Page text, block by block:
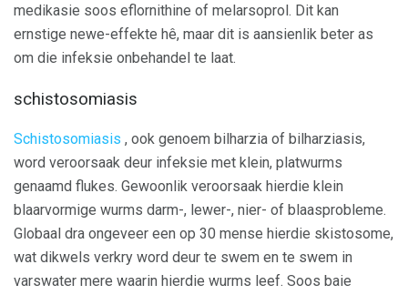
medikasie soos eflornithine of melarsoprol. Dit kan
ernstige newe-effekte hê, maar dit is aansienlik beter as
om die infeksie onbehandel te laat.
schistosomiasis
Schistosomiasis , ook genoem bilharzia of bilharziasis,
word veroorsaak deur infeksie met klein, platwurms
genaamd flukes. Gewoonlik veroorsaak hierdie klein
blaarvormige wurms darm-, lewer-, nier- of blaasprobleme.
Globaal dra ongeveer een op 30 mense hierdie skistosome,
wat dikwels verkry word deur te swem en te swem in
varswater mere waarin hierdie wurms leef. Soos baie